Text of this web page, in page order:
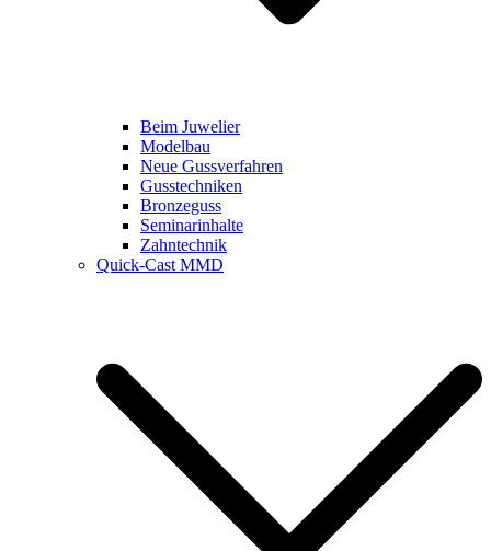
Beim Juwelier
Modelbau
Neue Gussverfahren
Gusstechniken
Bronzeguss
Seminarinhalte
Zahntechnik
Quick-Cast MMD